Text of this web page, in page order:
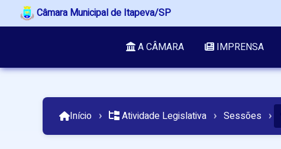
Câmara Municipal de Itapeva/SP
A CÂMARA IMPRENSA
Início › Atividade Legislativa › Sessões ›